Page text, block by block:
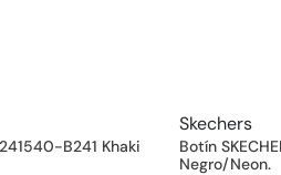
B241 Khaki
Skechers
Botín
Negro/Neon.